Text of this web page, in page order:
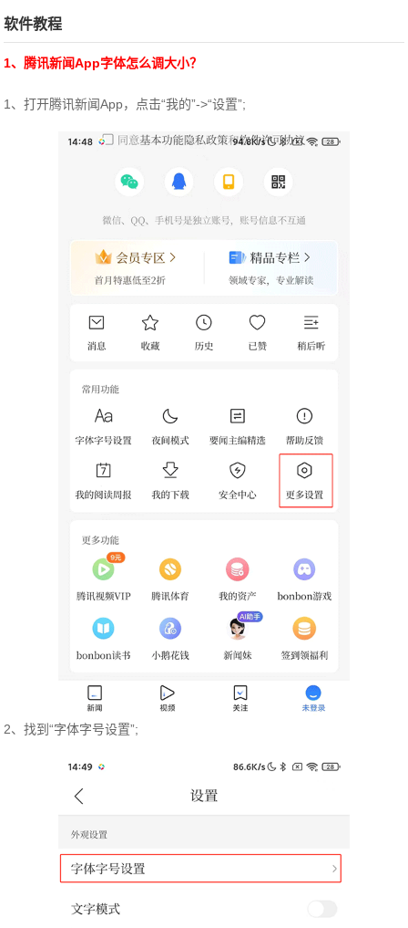
软件教程
1、腾讯新闻App字体怎么调大小？
1、打开腾讯新闻App，点击“我的”->“设置”;
2、找到“字体字号设置”;